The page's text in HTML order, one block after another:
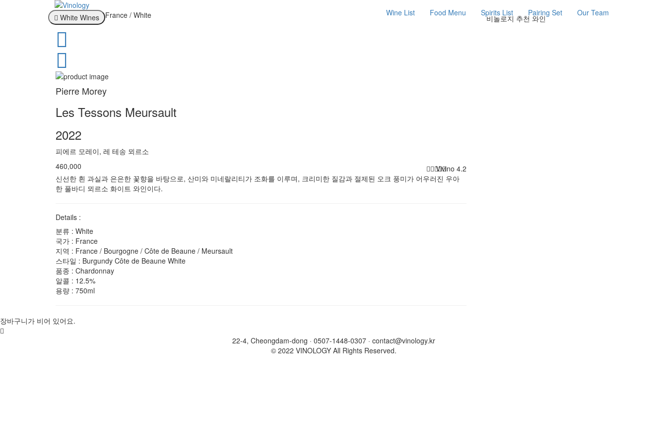
Wine List Food Menu Spirits List Pairing Set Our Team
White Wines France / White
Pierre Morey
Les Tessons Meursault
2022
피에르 모레이, 레 테송 뫼르소
460,000
Vivino 4.2
신선한 흰 과실과 은은한 꽃향을 바탕으로, 산미와 미네랄리티가 조화를 이루며, 크리미한 질감과 절제된 오크 풍미가 어우러진 우아
한 풀바디 뫼르소 화이트 와인이다.
Details :
분류 : White
국가 : France
지역 : France / Bourgogne / Côte de Beaune / Meursault
스타일 : Burgundy Côte de Beaune White
품종 : Chardonnay
알콜 : 12.5%
용량 : 750ml
비놀로지 추천 와인
장바구니가 비어 있어요.
22-4, Cheongdam-dong · 0507-1448-0307 · contact@vinology.kr
© 2022 VINOLOGY All Rights Reserved.